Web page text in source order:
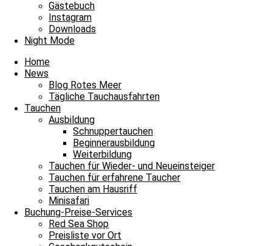
Gästebuch
Instagram
Downloads
Night Mode
Home
News
Blog Rotes Meer
Tägliche Tauchausfahrten
Tauchen
Ausbildung
Schnuppertauchen
Beginnerausbildung
Weiterbildung
Tauchen für Wieder- und Neueinsteiger
Tauchen für erfahrene Taucher
Tauchen am Hausriff
Minisafari
Buchung-Preise-Services
Red Sea Shop
Preisliste vor Ort
Ausbildung als Taucher
Tauchen lernen im kunterbunten Roten Meer!
Tauch gleich ein
Tauchen für Wieder- und Neueinsteiger​